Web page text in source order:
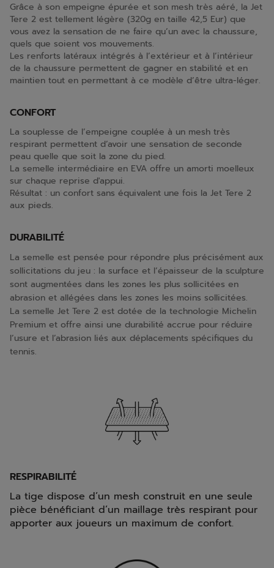
Grâce à son empeigne épurée et son mesh très aéré, la Jet
Tere 2 est tellement légère (320g en taille 42,5 Eur) que
vous avez la sensation de ne faire qu’un avec la chaussure,
quels que soient vos mouvements.
Les renforts latéraux intégrés à l’extérieur et à l’intérieur
de la chaussure permettent de gagner en stabilité et en
maintien tout en permettant à ce modèle d’être ultra-léger.
CONFORT
La souplesse de l’empeigne couplée à un mesh très
respirant permettent d’avoir une sensation de seconde
peau quelle que soit la zone du pied.
La semelle intermédiaire en EVA offre un amorti moelleux
sur chaque reprise d'appui.
Résultat : un confort sans équivalent une fois la Jet Tere 2
aux pieds.
DURABILITÉ
La semelle est pensée pour répondre plus précisément aux
sollicitations du jeu : la surface et l’épaisseur de la sculpture
sont augmentées dans les zones les plus sollicitées en
abrasion et allégées dans les zones les moins sollicitées.
La semelle Jet Tere 2 est dotée de la technologie Michelin
Premium et offre ainsi une durabilité accrue pour réduire
l’usure et l’abrasion liés aux déplacements spécifiques du
tennis.
RESPIRABILITÉ
La tige dispose d’un mesh construit en une seule
pièce bénéficiant d’un maillage très respirant pour
apporter aux joueurs un maximum de confort.